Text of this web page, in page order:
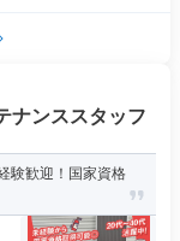
ナンススタッフ
験歓迎！国家資格